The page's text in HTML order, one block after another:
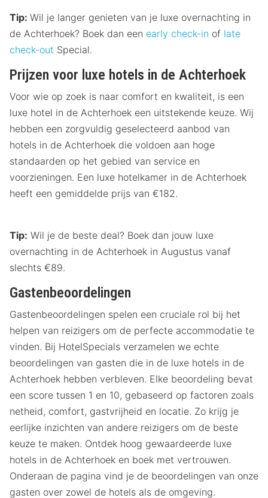
Tip: Wil je langer genieten van je luxe overnachting in
de Achterhoek? Boek dan een early check-in of late
check-out Special.
Prijzen voor luxe hotels in de Achterhoek
Voor wie op zoek is naar comfort en kwaliteit, is een
luxe hotel in de Achterhoek een uitstekende keuze. Wij
hebben een zorgvuldig geselecteerd aanbod van
hotels in de Achterhoek die voldoen aan hoge
standaarden op het gebied van service en
voorzieningen. Een luxe hotelkamer in de Achterhoek
heeft een gemiddelde prijs van €182.
Tip: Wil je de beste deal? Boek dan jouw luxe
overnachting in de Achterhoek in Augustus vanaf
slechts €89.
Gastenbeoordelingen
Gastenbeoordelingen spelen een cruciale rol bij het
helpen van reizigers om de perfecte accommodatie te
vinden. Bij HotelSpecials verzamelen we echte
beoordelingen van gasten die in de luxe hotels in de
Achterhoek hebben verbleven. Elke beoordeling bevat
een score tussen 1 en 10, gebaseerd op factoren zoals
netheid, comfort, gastvrijheid en locatie. Zo krijg je
eerlijke inzichten van andere reizigers om de beste
keuze te maken. Ontdek hoog gewaardeerde luxe
hotels in de Achterhoek en boek met vertrouwen.
Onderaan de pagina vind je de beoordelingen van onze
gasten over zowel de hotels als de omgeving.